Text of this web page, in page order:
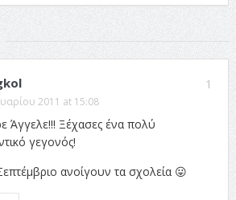
1
2011 at 15:08
Άγγελε!!! Ξέχασες ένα πολύ
γεγονός!
ανοίγουν τα σχολεία 😛